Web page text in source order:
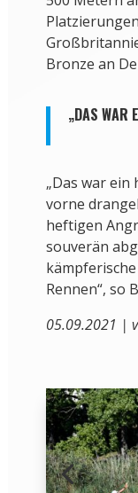
Bronze an
„DAS WAR
„Das war ein
vorne
heftigen
souverän
Rennen“, so
05.09.2021 |